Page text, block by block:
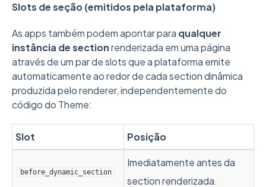
Slots de seção (emitidos pela plataforma)
As apps também podem apontar para qualquer
instância de sectionrenderizada em uma página
através de um par de slots que a plataforma emite
automaticamente ao redor de cada section dinâmica
produzida pelo renderer, independentemente do
código do Theme:
Slot Posição
before_dynamic_section
Imediatamente antes da
section renderizada.